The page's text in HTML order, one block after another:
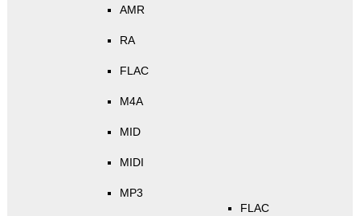
AMR
RA
FLAC
M4A
MID
MIDI
MP3
FLAC